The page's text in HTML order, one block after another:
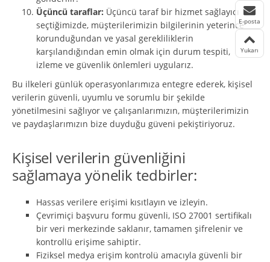
Üçüncü taraflar: Üçüncü taraf bir hizmet sağlayıcı
seçtiğimizde, müşterilerimizin bilgilerinin yeterince
korunduğundan ve yasal gerekliliklerin
karşılandığından emin olmak için durum tespiti,
izleme ve güvenlik önlemleri uygularız.
Bu ilkeleri günlük operasyonlarımıza entegre ederek, kişisel
verilerin güvenli, uyumlu ve sorumlu bir şekilde
yönetilmesini sağlıyor ve çalışanlarımızın, müşterilerimizin
ve paydaşlarımızın bize duyduğu güveni pekiştiriyoruz.
Kişisel verilerin güvenliğini
sağlamaya yönelik tedbirler:
Hassas verilere erişimi kısıtlayın ve izleyin.
Çevrimiçi başvuru formu güvenli, ISO 27001 sertifikalı
bir veri merkezinde saklanır, tamamen şifrelenir ve
kontrollü erişime sahiptir.
Fiziksel medya erişim kontrolü amacıyla güvenli bir
E-posta
Yukarı